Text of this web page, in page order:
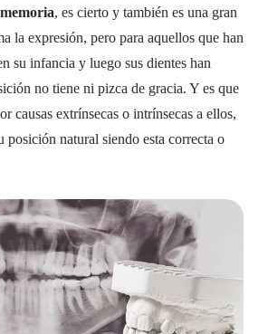
, es cierto y también es una gran
la expresión, pero para aquellos que han
su infancia y luego sus dientes han
no tiene ni pizca de gracia. Y es que
causas extrínsecas o intrínsecas a ellos,
posición natural siendo esta correcta o